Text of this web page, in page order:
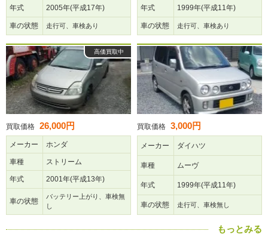
年式 2005年(平成17年)
車の状態 走行可、車検あり
年式 1999年(平成11年)
車の状態 走行可、車検あり
高価買取中
買取価格 26,000円
メーカー ホンダ
車種 ストリーム
年式 2001年(平成13年)
車の状態
バッテリー上がり、車検無
し
買取価格 3,000円
メーカー ダイハツ
車種 ムーヴ
年式 1999年(平成11年)
車の状態 走行可、車検無し
もっとみる